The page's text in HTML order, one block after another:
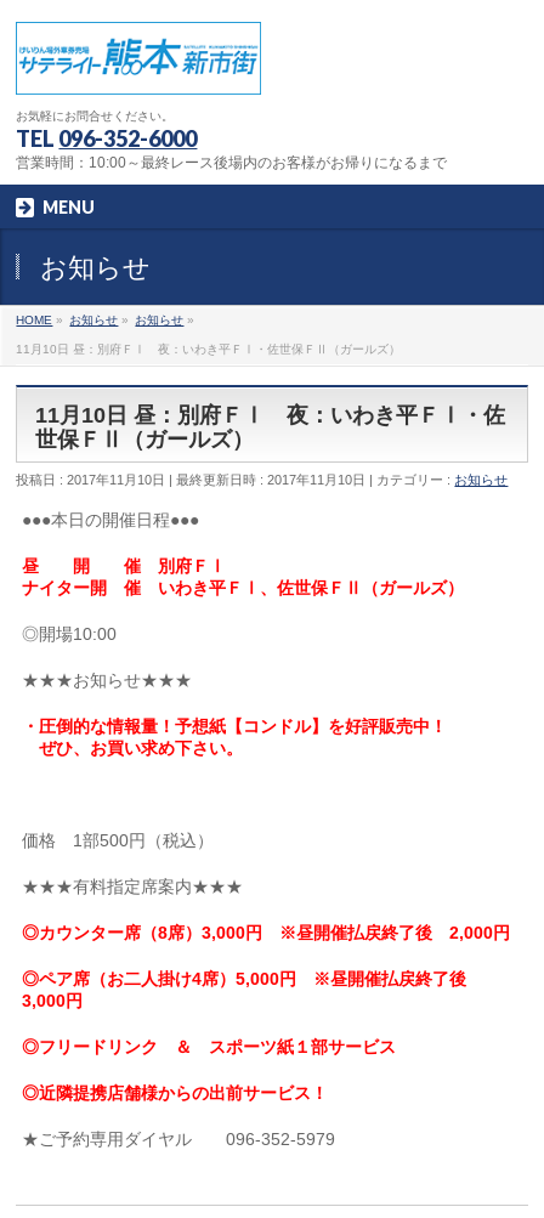
お気軽にお問合せください。
TEL 096-352-6000
営業時間：10:00～最終レース後場内のお客様がお帰りになるまで
MENU
お知らせ
HOME » お知らせ » お知らせ »
11月10日 昼：別府ＦⅠ 夜：いわき平ＦⅠ・佐世保ＦⅡ（ガールズ）
11月10日 昼：別府ＦⅠ 夜：いわき平ＦⅠ・佐
世保ＦⅡ（ガールズ）
投稿日 : 2017年11月10日 最終更新日時 : 2017年11月10日 カテゴリー : お知らせ
●●●本日の開催日程●●●
昼 開 催 別府ＦⅠ
ナイター開 催 いわき平ＦⅠ、佐世保ＦⅡ（ガールズ）
◎開場10:00
★★★お知らせ★★★
・圧倒的な情報量！予想紙【コンドル】を好評販売中！
ぜひ、お買い求め下さい。
価格 1部500円（税込）
★★★有料指定席案内★★★
◎カウンター席（8席）3,000円 ※昼開催払戻終了後 2,000円
◎ペア席（お二人掛け4席）5,000円 ※昼開催払戻終了後
3,000円
◎フリードリンク ＆ スポーツ紙１部サービス
◎近隣提携店舗様からの出前サービス！
★ご予約専用ダイヤル 096-352-5979